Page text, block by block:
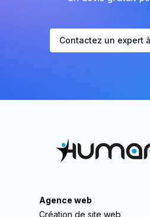
Contactez un expert
Agence web
Création de site web